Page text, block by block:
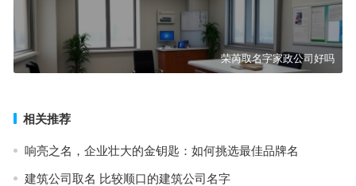
荣芮取名字家政公司好吗
相关推荐
响亮之名，企业壮大的金钥匙：如何挑选最佳品牌名
建筑公司取名 比较顺口的建筑公司名字